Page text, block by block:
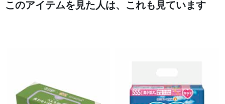
このアイテムを見た人は、これも見ています